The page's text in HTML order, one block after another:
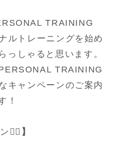
TRAINING
ルトレーニングを始め
っしゃると思います。
TRAINING
キャンペーンのご案内
！
🏋️‍♀️ 】